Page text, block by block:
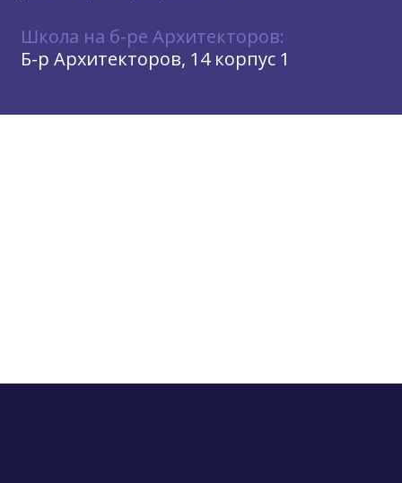
Школа на б-ре Архитекторов:
Б-р Архитекторов, 14 корпус 1